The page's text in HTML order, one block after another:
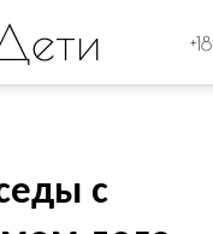
+18
с